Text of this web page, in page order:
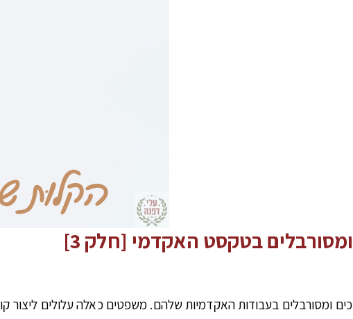
בטקסט האקדמי [חלק 3]
ומסורבלים בעבודות האקדמיות שלהם. משפטים כאלה עלולים ליצור